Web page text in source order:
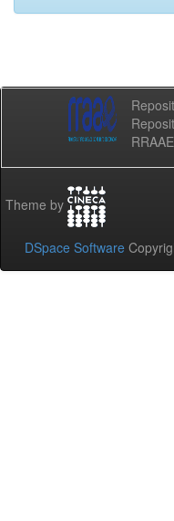
RRAAE
Theme by
DSpace Software